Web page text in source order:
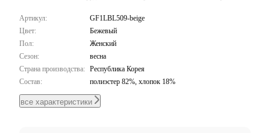
Артикул:
GF1LBL509-beige
Цвет:
Бежевый
Пол:
Женский
Сезон:
весна
Страна производства: Республика Корея
Состав:
полиэстер 82%, хлопок 18%
все характеристики